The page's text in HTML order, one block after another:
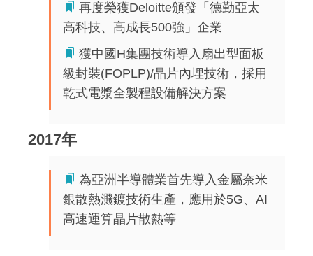
再度榮獲Deloitte頒發「德勤亞太
高科技、高成長500強」企業
獲中國H集團技術導入扇出型面板
級封裝(FOPLP)/晶片內埋技術，採用
乾式電漿全製程設備解決方案
2017年
為亞洲半導體業首先導入金屬奈米
銀散熱濺鍍技術生產，應用於5G、AI
高速運算晶片散熱等